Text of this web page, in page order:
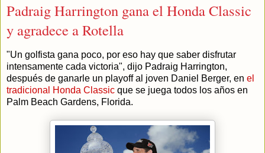
Padraig Harrington gana el Honda Classic
y agradece a Rotella
"Un golfista gana poco, por eso hay que saber disfrutar
intensamente cada victoria", dijo Padraig Harrington,
después de ganarle un playoff al joven Daniel Berger, en el
tradicional Honda Classic que se juega todos los años en
Palm Beach Gardens, Florida.